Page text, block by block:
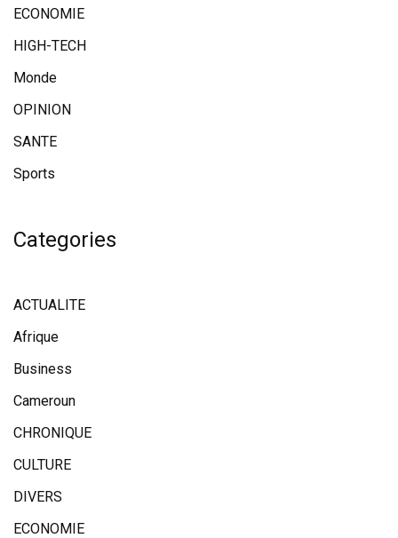
ECONOMIE
HIGH-TECH
Monde
OPINION
SANTE
Sports
Categories
ACTUALITE
Afrique
Business
Cameroun
CHRONIQUE
CULTURE
DIVERS
ECONOMIE